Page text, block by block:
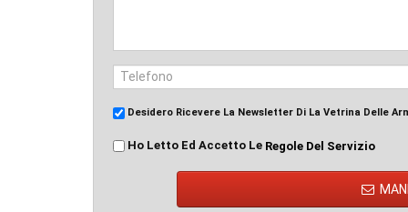
Desidero Ricevere La Newsletter Di La Vetrina Delle
Ho Letto Ed Accetto Le Regole Del Servizio